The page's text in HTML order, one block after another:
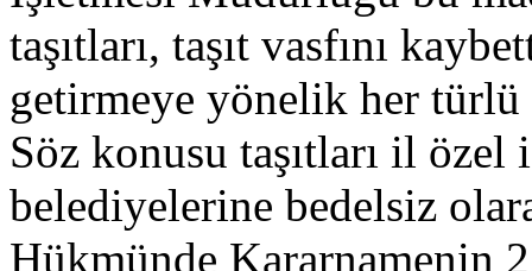
taşıtları, taşıt vasfını
getirmeye yönelik her türlü
Söz konusu taşıtları il
belediyelerine bedelsiz
Hükmünde Kararnamenin